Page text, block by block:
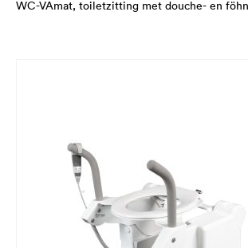
WC-VAmat, toiletzitting met douche- en